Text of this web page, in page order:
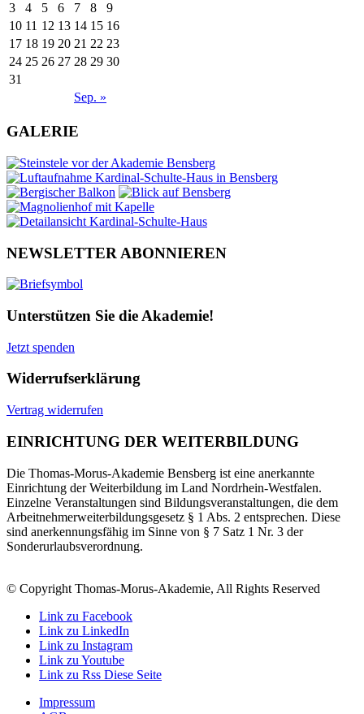
Sep. »
3
4 5 6 7 8
9
10 11 12 13 14 15 16
17 18 19 20 21 22 23
24 25 26 27 28 29 30
31
GALERIE
NEWSLETTER ABONNIEREN
Unterstützen Sie die Akademie!
Jetzt spenden
Widerrufserklärung
Vertrag widerrufen
EINRICHTUNG DER WEITERBILDUNG
Die Thomas-Morus-Akademie Bensberg ist eine anerkannte
Einrichtung der Weiterbildung im Land Nordrhein-Westfalen.
Einzelne Veranstaltungen sind Bildungsveranstaltungen, die dem
Arbeitnehmerweiterbildungsgesetz § 1 Abs. 2 entsprechen. Diese
sind anerkennungsfähig im Sinne von § 7 Satz 1 Nr. 3 der
Sonderurlaubsverordnung.
© Copyright Thomas-Morus-Akademie, All Rights Reserved
Link zu Facebook
Link zu LinkedIn
Link zu Instagram
Link zu Youtube
Link zu Rss Diese Seite
Impressum